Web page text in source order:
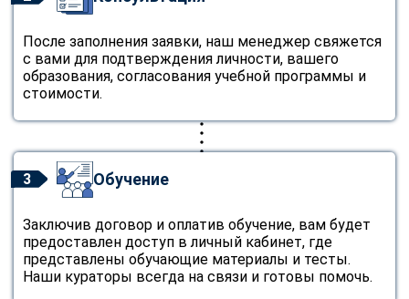
После заполнения заявки, наш менеджер свяжется
с вами для подтверждения личности, вашего
образования, согласования учебной программы и
стоимости.
3 Обучение
Заключив договор и оплатив обучение, вам будет
предоставлен доступ в личный кабинет, где
представлены обучающие материалы и тесты.
Наши кураторы всегда на связи и готовы помочь.